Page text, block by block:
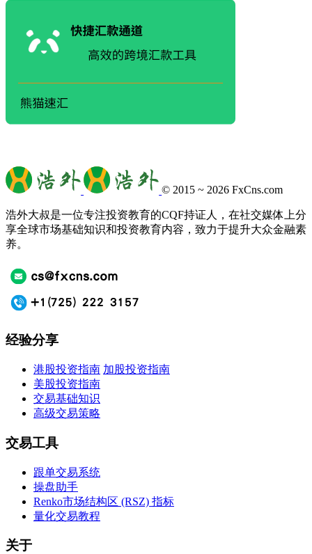
© 2015 ~ 2026FxCns.com
浩外大叔是一位专注投资教育的CQF持证人，在社交媒体上分
享全球市场基础知识和投资教育内容，致力于提升大众金融素
养。
经验分享
港股投资指南 加股投资指南
美股投资指南
交易基础知识
高级交易策略
交易工具
跟单交易系统
操盘助手
Renko市场结构区 (RSZ) 指标
量化交易教程
关于